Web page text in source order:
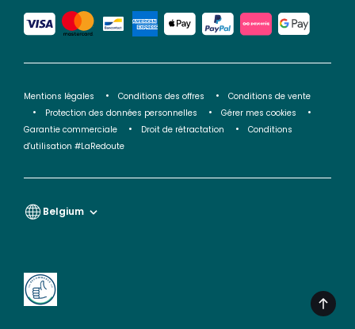
Mentions légales Conditions des offres
Conditions de vente
Protection des données personnelles
Gérer mes cookies
Garantie commerciale
Droit de rétractation
Conditions
d'utilisation #LaRedoute
Belgium